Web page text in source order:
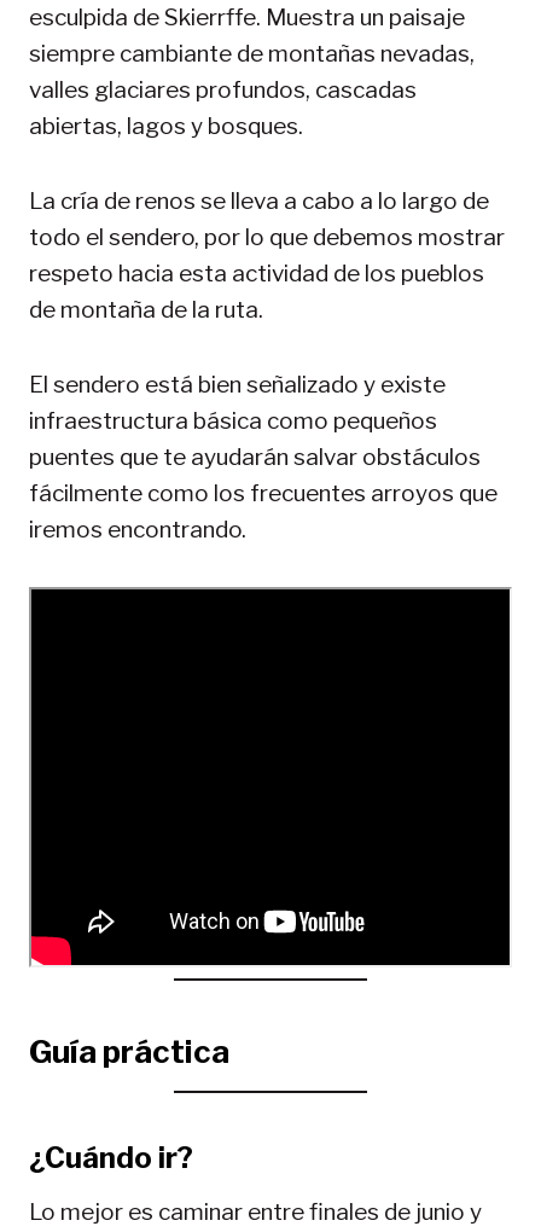
esculpida de Skierrffe. Muestra un paisaje
siempre cambiante de montañas nevadas,
valles glaciares profundos, cascadas
abiertas, lagos y bosques.
La cría de renos se lleva a cabo a lo largo de
todo el sendero, por lo que debemos mostrar
respeto hacia esta actividad de los pueblos
de montaña de la ruta.
El sendero está bien señalizado y existe
infraestructura básica como pequeños
puentes que te ayudarán salvar obstáculos
fácilmente como los frecuentes arroyos que
iremos encontrando.
Guía práctica
¿Cuándo ir?
Lo mejor es caminar entre finales de junio y